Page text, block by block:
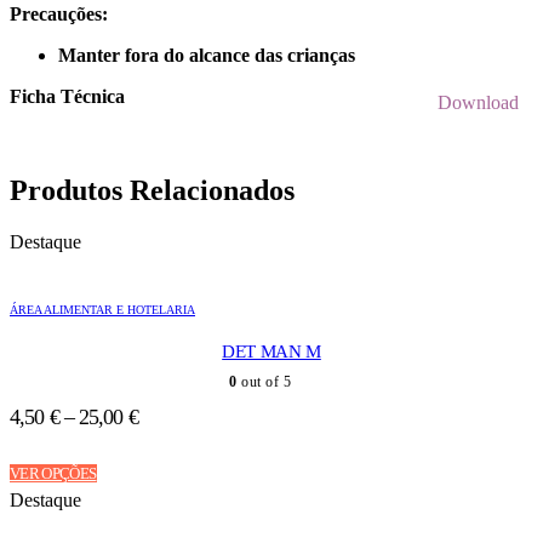
Precauções:
Manter fora do alcance das crianças
Ficha Técnica
Download
Produtos Relacionados
Destaque
ÁREA ALIMENTAR E HOTELARIA
DET MAN M
0 out of 5
4,50 €–25,00 €
VER OPÇÕESThis
product
Destaque